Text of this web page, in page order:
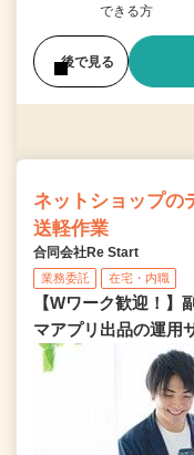
できる方
後で見る
ネットショップの
送軽作業
合同会社Re Start
業務委託 在宅・内職
【Wワーク歓迎！】
マアプリ出品の運用